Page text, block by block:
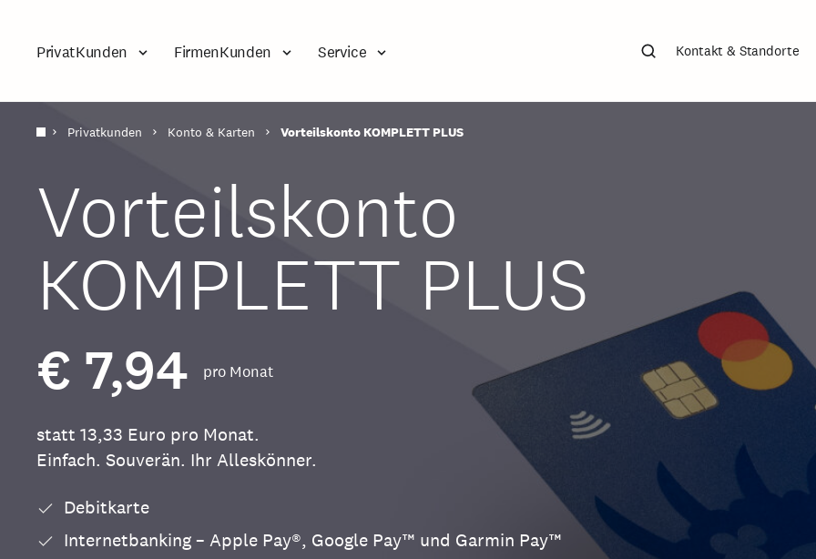
PrivatKunden FirmenKunden Service Suchen
Kontakt & Standorte
Privatkunden Konto & Karten Vorteilskonto KOMPLETT PLUS
Vorteilskonto
KOMPLETT PLUS
€ 7,94 pro Monat
statt 13,33 Euro pro Monat.
Einfach. Souverän. Ihr Alleskönner.
Debitkarte
Internetbanking – Apple Pay®, Google Pay™ und Garmin Pay™